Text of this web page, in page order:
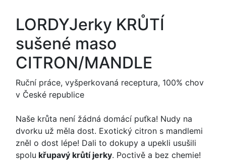
LORDYJerky KRŮTÍ
sušené maso
CITRON/MANDLE
Ruční práce, vyšperkovaná receptura, 100% chov
v České republice
Naše krůta není žádná domácí puťka! Nudy na
dvorku už měla dost. Exotický citron s mandlemi
zněl o dost lépe! Dali to dokupy a upekli usušili
spolu křupavý krůtí jerky. Poctivě a bez chemie!